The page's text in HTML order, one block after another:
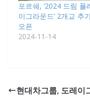
포르쉐, ‘2024 드림 플
이그라운드’ 2개교 추
오픈
2024-11-14
현대차그룹, 도레이